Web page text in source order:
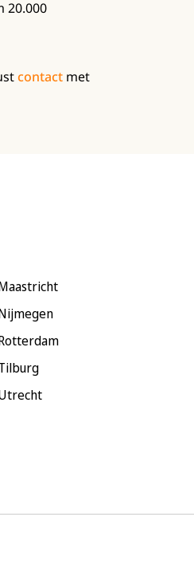
20.000
contact met